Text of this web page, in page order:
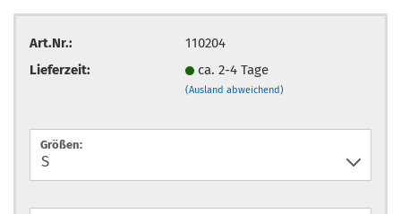
Art.Nr.:
110204
Lieferzeit:
ca. 2-4 Tage
(Ausland abweichend)
Größen: